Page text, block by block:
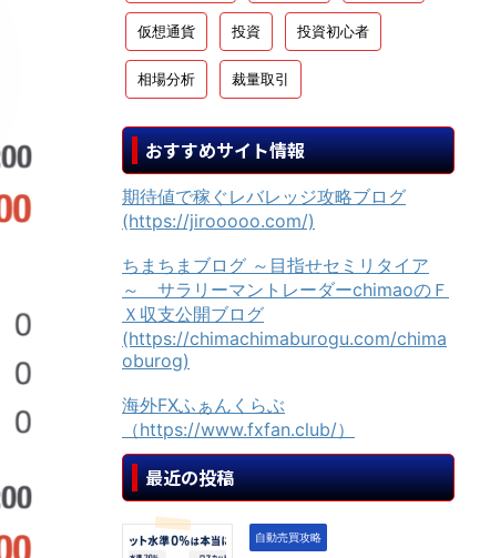
仮想通貨 投資 投資初心者
相場分析 裁量取引
おすすめサイト情報
期待値で稼ぐレバレッジ攻略ブログ
(https://jirooooo.com/)
ちまちまブログ ～目指せセミリタイア
～ サラリーマントレーダーchimaoのＦ
Ｘ収支公開ブログ
(https://chimachimaburogu.com/chima
oburog)
海外FXふぁんくらぶ
（https://www.fxfan.club/）
最近の投稿
自動売買攻略